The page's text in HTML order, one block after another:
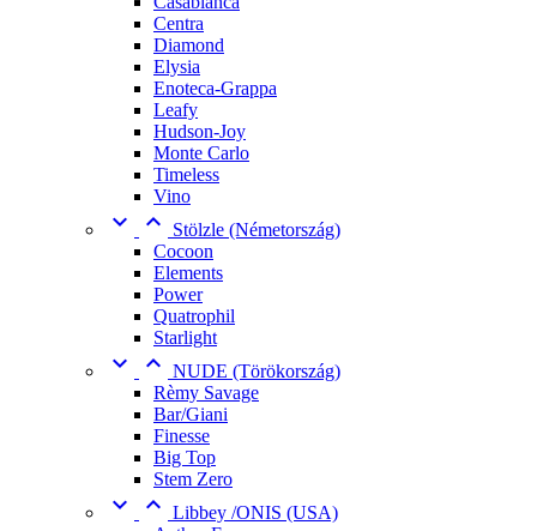
Centra
Diamond
Elysia
Enoteca-Grappa
Leafy
Hudson-Joy
Monte Carlo
Timeless
Vino
 
Stölzle (Németország)
Cocoon
Elements
Power
Quatrophil
Starlight
  NUDE (Törökország)
Rèmy Savage
Bar/Giani
Finesse
Big Top
Stem Zero
  Libbey /ONIS (USA)